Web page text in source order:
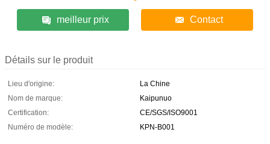
meilleur prix Contact
Détails sur le produit
Lieu d'origine:
La Chine
Nom de marque:
Kaipunuo
Certification:
CE/SGS/ISO9001
Numéro de modèle:
KPN-B001